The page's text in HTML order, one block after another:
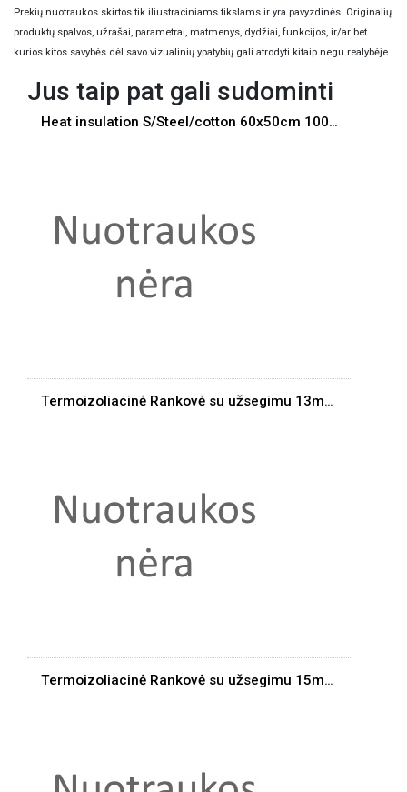
Prekių nuotraukos skirtos tik iliustraciniams tikslams ir yra pavyzdinės. Originalių
produktų spalvos, užrašai, parametrai, matmenys, dydžiai, funkcijos, ir/ar bet
kurios kitos savybės dėl savo vizualinių ypatybių gali atrodyti kitaip negu realybėje.
Jus taip pat gali sudominti
Heat insulation S/Steel/cotton 60x50cm 1000degr
Termoizoliacinė Rankovė su užsegimu 13mm/1m 250C
Termoizoliacinė Rankovė su užsegimu 15mm/1m 250C